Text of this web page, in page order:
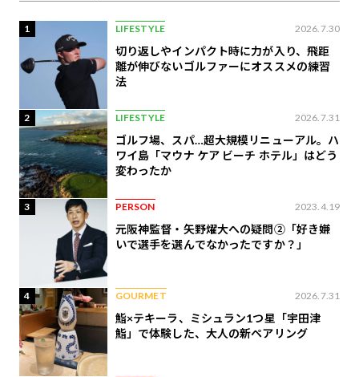
1 LIFESTYLE 2026.7.30
切り返しやインパクト時に力が入り、飛距
離が伸びないゴルファーにオススメの練習
法
2 LIFESTYLE 2026.7.31
ゴルフ場、スパ…超大規模リニューアル。ハ
ワイ島「マウナ ケア ビーチ ホテル」はどう
変わったか
3 PERSON 2023.4.19
元阪神監督・矢野燿大への疑問②「好き嫌
いで選手を選んでなかったですか？」
4 GOURMET 2026.7.31
鮨×テキーラ、ミシュラン1つ星「宇田津
鮨」で体験した、大人の新ペアリング